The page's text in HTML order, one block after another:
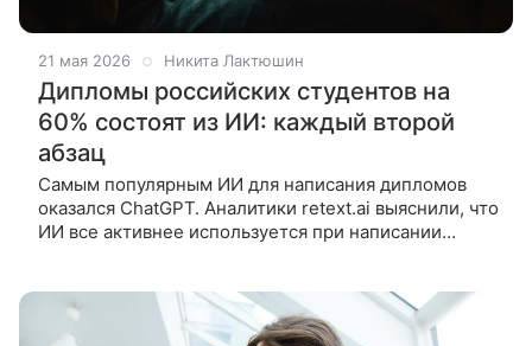
21 мая 2026 Никита Лактюшин
Дипломы российских студентов на
60% состоят из ИИ: каждый второй
абзац
Самым популярным ИИ для написания дипломов
оказался ChatGPT. Аналитики retext.ai выяснили, что
ИИ все активнее используется при написании